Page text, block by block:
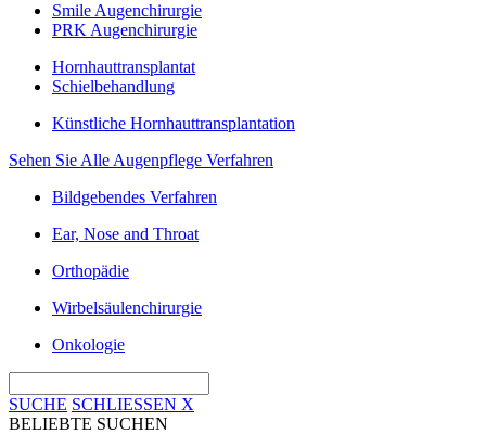
Smile Augenchirurgie
PRK Augenchirurgie
Hornhauttransplantat
Schielbehandlung
Künstliche Hornhauttransplantation
Sehen Sie Alle Augenpflege Verfahren
Bildgebendes Verfahren
Ear, Nose and Throat
Orthopädie
Wirbelsäulenchirurgie
Onkologie
SUCHE SCHLIESSEN X
BELIEBTE SUCHEN